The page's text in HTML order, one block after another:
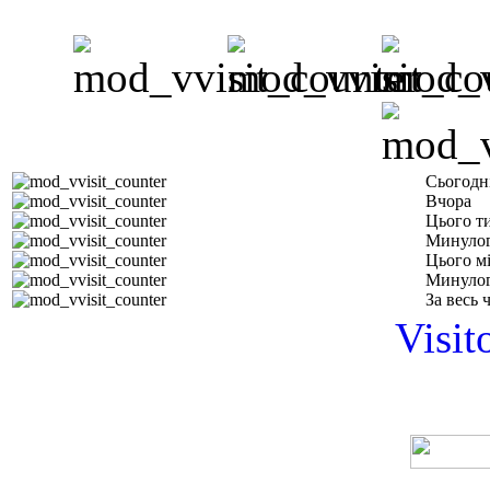
Вчора
Цього
Цього
За весь